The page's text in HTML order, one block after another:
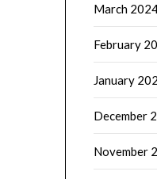
March
February
January
December
November